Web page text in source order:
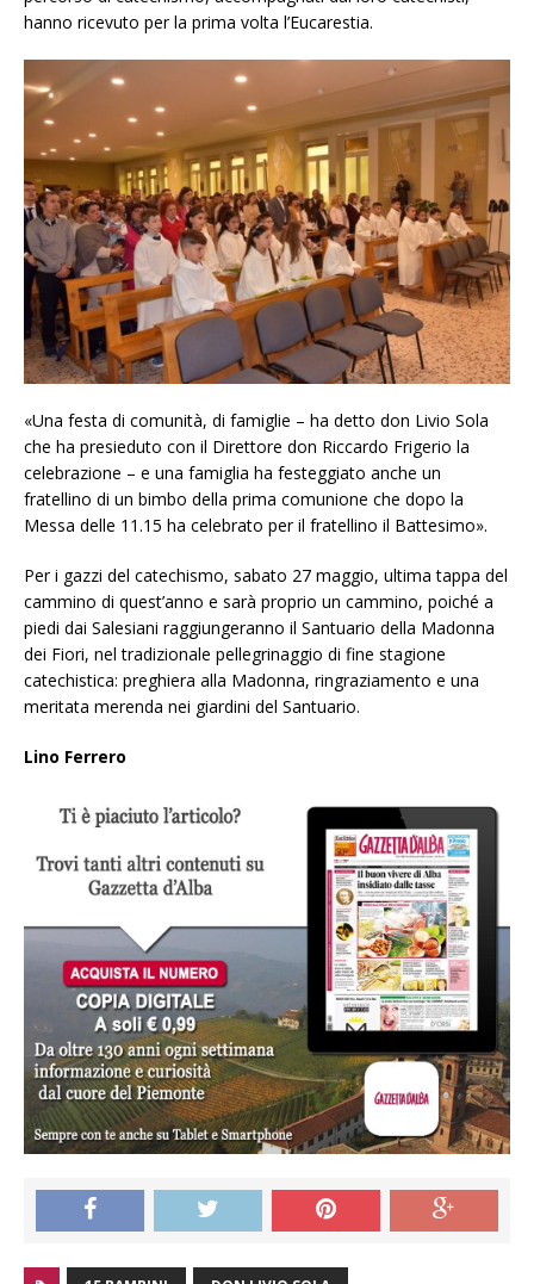
hanno ricevuto per la prima volta l’Eucarestia.
«Una festa di comunità, di famiglie – ha detto don Livio Sola
che ha presieduto con il Direttore don Riccardo Frigerio la
celebrazione – e una famiglia ha festeggiato anche un
fratellino di un bimbo della prima comunione che dopo la
Messa delle 11.15 ha celebrato per il fratellino il Battesimo».
Per i gazzi del catechismo, sabato 27 maggio, ultima tappa del
cammino di quest’anno e sarà proprio un cammino, poiché a
piedi dai Salesiani raggiungeranno il Santuario della Madonna
dei Fiori, nel tradizionale pellegrinaggio di fine stagione
catechistica: preghiera alla Madonna, ringraziamento e una
meritata merenda nei giardini del Santuario.
Lino Ferrero